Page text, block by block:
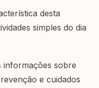
desta
simples do dia
informações sobre
e cuidados